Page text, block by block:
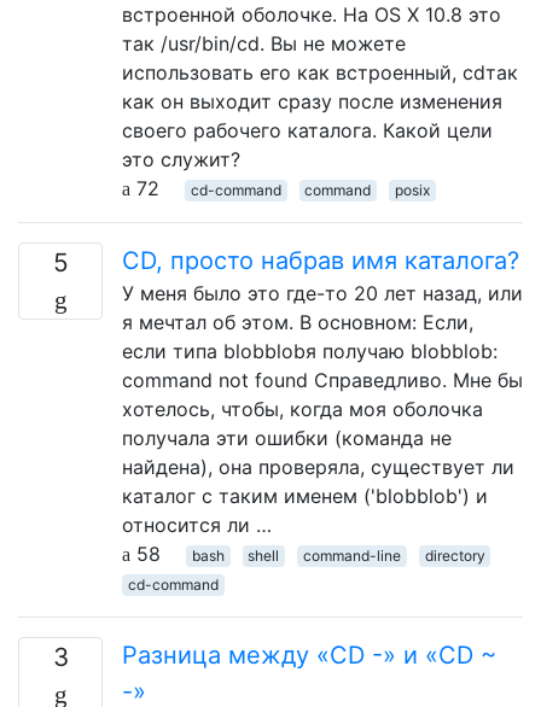
встроенной оболочке. На OS X 10.8 это
так /usr/bin/cd. Вы не можете
использовать его как встроенный, cdтак
как он выходит сразу после изменения
своего рабочего каталога. Какой цели
это служит?
72
cd-command command posix
5 CD, просто набрав имя каталога?
У меня было это где-то 20 лет назад, или
я мечтал об этом. В основном: Если,
если типа blobblobя получаю blobblob:
command not found Справедливо. Мне бы
хотелось, чтобы, когда моя оболочка
получала эти ошибки (команда не
найдена), она проверяла, существует ли
каталог с таким именем ('blobblob') и
относится ли …
58
bash shell command-line
directory
cd-command
3
Разница между «CD -» и «CD ~
-»